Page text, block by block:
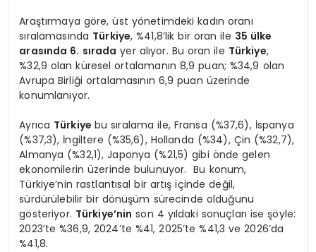
Araştırmaya göre, üst yönetimdeki kadın oranı
sıralamasında Türkiye, %41,8’lik bir oran ile 35 ülke
arasında 6. sırada yer alıyor. Bu oran ile Türkiye,
%32,9 olan küresel ortalamanın 8,9 puan; %34,9 olan
Avrupa Birliği ortalamasının 6,9 puan üzerinde
konumlanıyor.
Ayrıca Türkiye bu sıralama ile, Fransa (%37,6), İspanya
(%37,3), İngiltere (%35,6), Hollanda (%34), Çin (%32,7),
Almanya (%32,1), Japonya (%21,5) gibi önde gelen
ekonomilerin üzerinde bulunuyor. Bu konum,
Türkiye’nin rastlantısal bir artış içinde değil,
sürdürülebilir bir dönüşüm sürecinde olduğunu
gösteriyor. Türkiye’nin son 4 yıldaki sonuçları ise şöyle:
2023’te %36,9, 2024’te %41, 2025’te %41,3 ve 2026’da
%41,8.